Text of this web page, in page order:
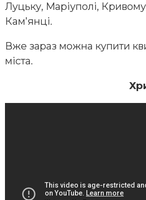
Луцьку, Маріуполі, Кривому
Кам’янці.
Вже зараз можна купити
міста.